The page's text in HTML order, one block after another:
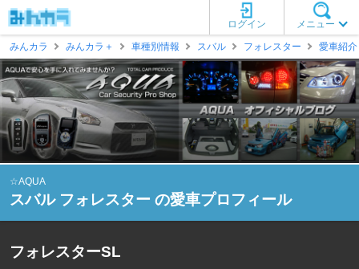
メニュー
ログイン
みんカラ
みんカラ＋ 車種別情報 スバル フォレスター 愛車紹介
☆AQUA
スバル フォレスター の愛車プロフィール
フォレスターSL